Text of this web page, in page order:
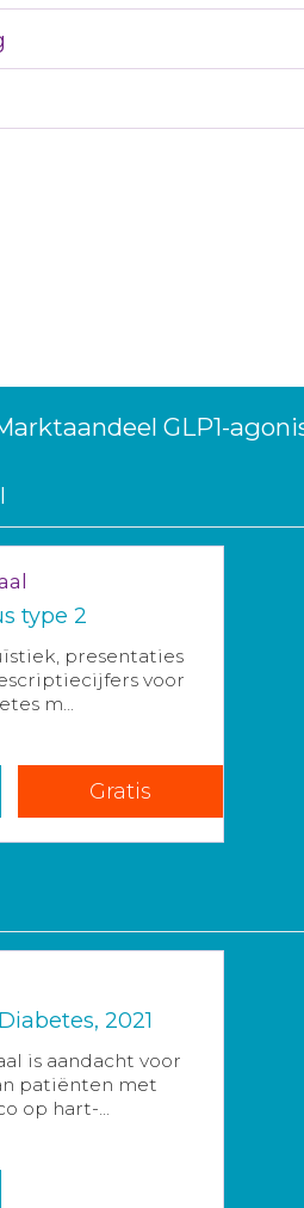
GLP1-
type 2
presentaties
voor
m...
Gratis
2021
is aandacht voor
patiënten met
op hart-...